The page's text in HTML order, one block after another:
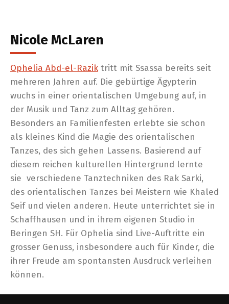
Nicole McLaren
Ophelia Abd-el-Razik tritt mit Ssassa bereits seit
mehreren Jahren auf. Die gebürtige Ägypterin
wuchs in einer orientalischen Umgebung auf, in
der Musik und Tanz zum Alltag gehören.
Besonders an Familienfesten erlebte sie schon
als kleines Kind die Magie des orientalischen
Tanzes, des sich gehen Lassens. Basierend auf
diesem reichen kulturellen Hintergrund lernte
sie verschiedene Tanztechniken des Rak Sarki,
des orientalischen Tanzes bei Meistern wie Khaled
Seif und vielen anderen. Heute unterrichtet sie in
Schaffhausen und in ihrem eigenen Studio in
Beringen SH. Für Ophelia sind Live-Auftritte ein
grosser Genuss, insbesondere auch für Kinder, die
ihrer Freude am spontansten Ausdruck verleihen
können.